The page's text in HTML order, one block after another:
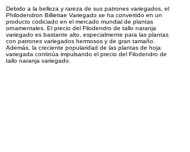
Debido a la belleza y rareza de sus patrones variegados, el
Philodendron Billietiae Variegado se ha convertido en un
producto codiciado en el mercado mundial de plantas
ornamentales. El precio del Filodendro de tallo naranja
variegado es bastante alto, especialmente para las plantas
con patrones variegados hermosos y de gran tamaño.
Además, la creciente popularidad de las plantas de hoja
variegada continúa impulsando el precio del Filodendro de
tallo naranja variegado.